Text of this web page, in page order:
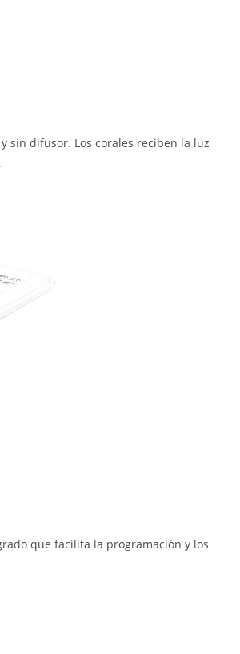
sin difusor. Los corales reciben la luz
que facilita la programación y los